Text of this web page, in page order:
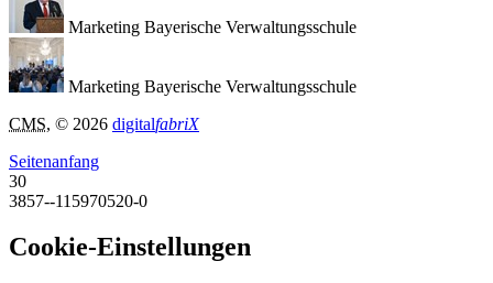
Marketing Bayerische Verwaltungsschule
Marketing Bayerische Verwaltungsschule
CMS, © 2026 digitalfabriX
Seitenanfang
30
3857--115970520-0
Cookie-Einstellungen